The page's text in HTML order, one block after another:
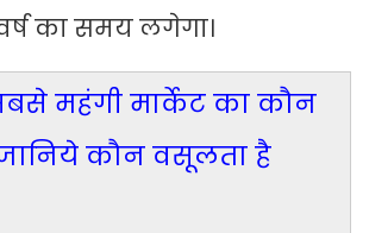
का समय लगेगा।
महंगी मार्केट का कौन
कौन वसूलता है